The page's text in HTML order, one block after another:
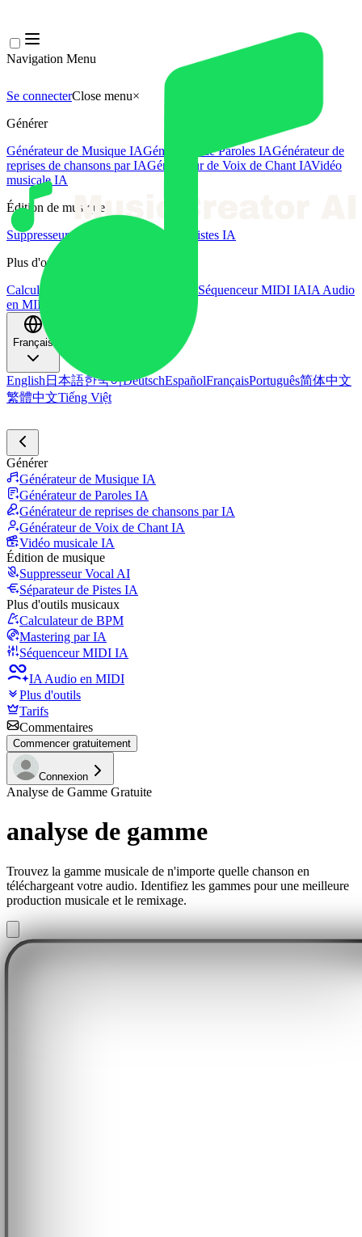
Navigation Menu
Se connecterClose menu×
Générer
Générateur de Musique IAGénérateur de Paroles IAGénérateur de
reprises de chansons par IAGénérateur de Voix de Chant IAVidéo
musicale IA
Édition de musique
Suppresseur Vocal AI
Séparateur de Pistes IA
Plus d'outils musicaux
Calculateur de BPM
Séquenceur MIDI IAIA Audio
en MIDI
Français
English 日本語한국어DeutschEspañolFrançaisPortuguês简体中文
繁體中文Tiếng Việt
Générer
Générateur de Musique IA
Générateur de Paroles IA
Générateur de reprises de chansons par IA
Générateur de Voix de Chant IA
Vidéo musicale IA
Édition de musique
Suppresseur Vocal AI
Séparateur de Pistes IA
Plus d'outils musicaux
Calculateur de BPM
Mastering par IA
Séquenceur MIDI IA
IA Audio en MIDI
Plus d'outils
Tarifs
Commentaires
Commencer gratuitement
Connexion
Analyse de Gamme Gratuite
analyse de gamme
Trouvez la gamme musicale de n'importe quelle chanson en
téléchargeant votre audio. Identifiez les gammes pour une meilleure
production musicale et le remixage.